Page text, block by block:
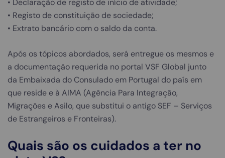
• Declaração de registo de início de atividade;
• Registo de constituição de sociedade;
• Extrato bancário com o saldo da conta.
Após os tópicos abordados, será entregue os mesmos e
a documentação requerida no portal VSF Global junto
da Embaixada do Consulado em Portugal do país em
que reside e à AIMA (Agência Para Integração,
Migrações e Asilo, que substitui o antigo SEF – Serviços
de Estrangeiros e Fronteiras).
Quais são os cuidados a ter no